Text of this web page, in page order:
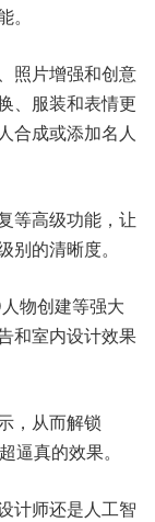
照片增强和创意
、服装和表情更
合成或添加名人
等高级功能，让
的清晰度。
物创建等强大
和室内设计效果
，从而解锁
逼真的效果。
计师还是人工智